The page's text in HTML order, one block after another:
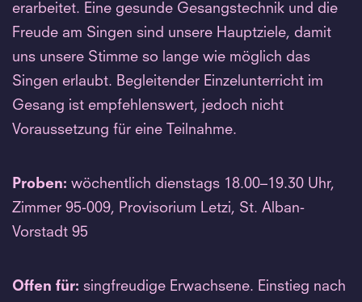
erarbeitet. Eine gesunde Gesangstechnik und die
Freude am Singen sind unsere Hauptziele, damit
uns unsere Stimme so lange wie möglich das
Singen erlaubt. Begleitender Einzelunterricht im
Gesang ist empfehlenswert, jedoch nicht
Voraussetzung für eine Teilnahme.
Proben: wöchentlich dienstags 18.00–19.30 Uhr,
Zimmer 95-009, Provisorium Letzi, St. Alban-
Vorstadt 95
Offen für: singfreudige Erwachsene. Einstieg nach